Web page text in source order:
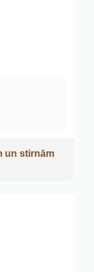
un stirnām